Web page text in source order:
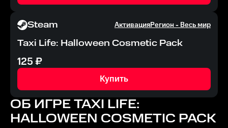
Steam АктивацияРегион -Весь мир
Taxi Life: Halloween Cosmetic Pack
125₽
Купить
ОБ ИГРЕTAXI LIFE:
HALLOWEEN COSMETIC PACK